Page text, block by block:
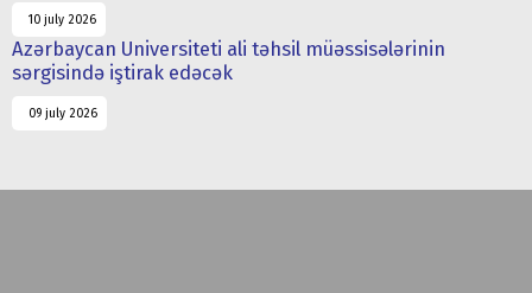
10 july 2026
Azərbaycan Universiteti ali təhsil müəssisələrinin
sərgisində iştirak edəcək
09 july 2026